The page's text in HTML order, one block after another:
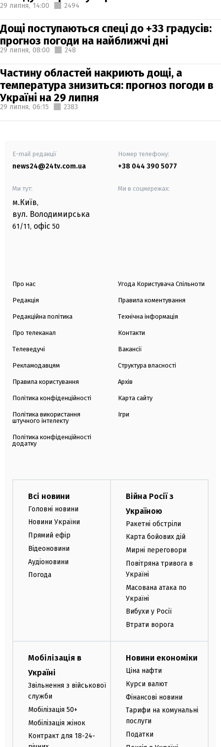
29 липня, 14:00 2494
Дощі поступаються спеці до +33 градусів:
прогноз погоди на найближчі дні
29 липня, 08:00 248
Частину областей накриють дощі, а
температура знизиться: прогноз погоди в
Україні на 29 липня
29 липня, 06:15 2383
E-mail редакції
news24@24tv.com.ua
Номер телефону:
+38 044 390 5077
Ми тут:
м.Київ,
вул. Володимирська
61/11, офіс 50
Ми в соцмережах:
Про нас
Редакція
Редакційна політика
Про телеканал
Телеведучі
Рекламодавцям
Правила користування
Політика конфіденційності
Політика використання
штучного інтелекту
Політика конфіденційності
додатку
Угода Користувача Спільноти
Правила коментування
Технічна інформація
Контакти
Вакансії
Структура власності
Архів
Карта сайту
Ігри
Всі новини
Головні новини
Новини України
Прямий ефір
Відеоновини
Аудіоновини
Погода
Війна Росії з
Україною
Ракетні обстріли
Карта бойових дій
Мирні переговори
Повітряна тривога в
Україні
Масована атака по
Україні
Вибухи у Росії
Втрати ворога
Мобілізація в
Україні
Звільнення з військової
служби
Мобілізація 50+
Мобілізація жінок
Контракт для 18-24-
Новини економіки
Ціна нафти
Курси валют
Фінансові новини
Тарифи на комунальні
послуги
Податки